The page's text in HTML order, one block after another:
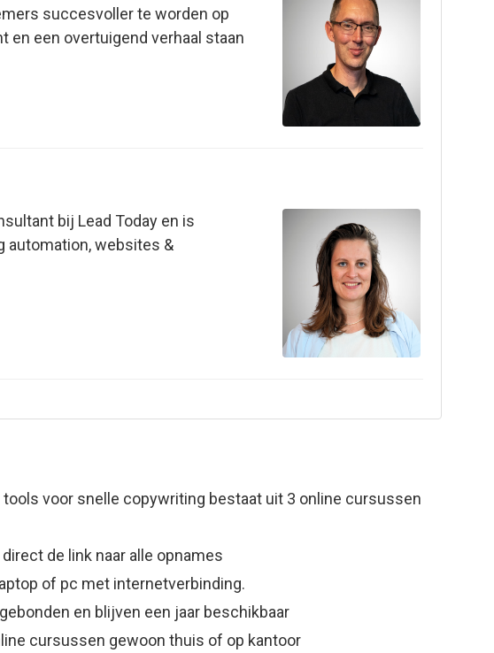
succesvoller te worden op
en een overtuigend verhaal staan
bij Lead Today en is
automation, websites &
tools voor snelle copywriting bestaat uit 3 online cursussen
de link naar alle opnames
of pc met internetverbinding.
en blijven een jaar beschikbaar
cursussen gewoon thuis of op kantoor